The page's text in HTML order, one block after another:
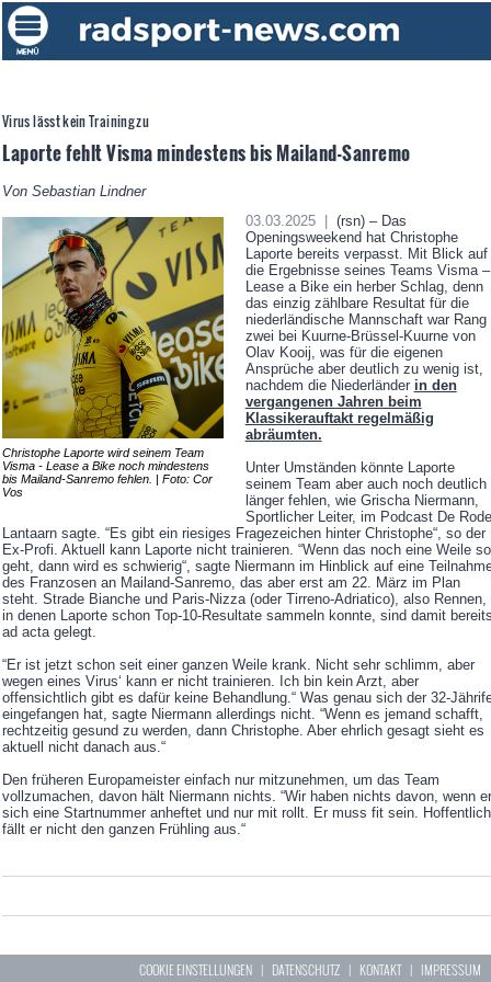
Virus lässt kein Training zu
Laporte fehlt Visma mindestens bis Mailand-Sanremo
Von Sebastian Lindner
Christophe Laporte wird seinem Team
Visma - Lease a Bike noch mindestens
bis Mailand-Sanremo fehlen. | Foto: Cor
Vos
03.03.2025 |
(rsn) – Das
Openingsweekend hat Christophe
Laporte bereits verpasst. Mit Blick auf
die Ergebnisse seines Teams Visma –
Lease a Bike ein herber Schlag, denn
das einzig zählbare Resultat für die
niederländische Mannschaft war Rang
zwei bei Kuurne-Brüssel-Kuurne von
Olav Kooij, was für die eigenen
Ansprüche aber deutlich zu wenig ist,
nachdem die Niederländer in den
vergangenen Jahren beim
Klassikerauftakt regelmäßig
abräumten.
Unter Umständen könnte Laporte
seinem Team aber auch noch deutlich
länger fehlen, wie Grischa Niermann,
Sportlicher Leiter, im Podcast De Rode
Lantaarn sagte. “Es gibt ein riesiges Fragezeichen hinter Christophe“, so der
Ex-Profi. Aktuell kann Laporte nicht trainieren. “Wenn das noch eine Weile so
geht, dann wird es schwierig“, sagte Niermann im Hinblick auf eine
des Franzosen an Mailand-Sanremo, das aber erst am 22. März im Plan
steht. Strade Bianche und Paris-Nizza (oder Tirreno-Adriatico), also Rennen,
in denen Laporte schon Top-10-Resultate sammeln konnte, sind damit
ad acta gelegt.
“Er ist jetzt schon seit einer ganzen Weile krank. Nicht sehr schlimm, aber
wegen eines Virus‘ kann er nicht trainieren. Ich bin kein Arzt, aber
offensichtlich gibt es dafür keine Behandlung.“ Was genau sich der 32-
eingefangen hat, sagte Niermann allerdings nicht. “Wenn es jemand schafft,
rechtzeitig gesund zu werden, dann Christophe. Aber ehrlich gesagt sieht es
aktuell nicht danach aus.“
Den früheren Europameister einfach nur mitzunehmen, um das Team
vollzumachen, davon hält Niermann nichts. “Wir haben nichts davon, wenn er
sich eine Startnummer anheftet und nur mit rollt. Er muss fit sein. Hoffentlich
fällt er nicht den ganzen Frühling aus.“
COOKIE EINSTELLUNGEN | DATENSCHUTZ | KONTAKT| IMPRESSUM